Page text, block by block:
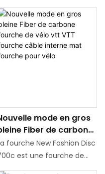
câble interne
pour vélo1
de route de haute
fabriquée à partir
matériau léger en
T700. Conçue pour
roues 700c avec des
acheminement interne
câbles pour un look
et aérodynamique
votre vélo
mode en gros
Fiber de carbone
de vélo vtt VTT
câble interne
fourche New Fashion Disc
est une fourche de
de route de haute